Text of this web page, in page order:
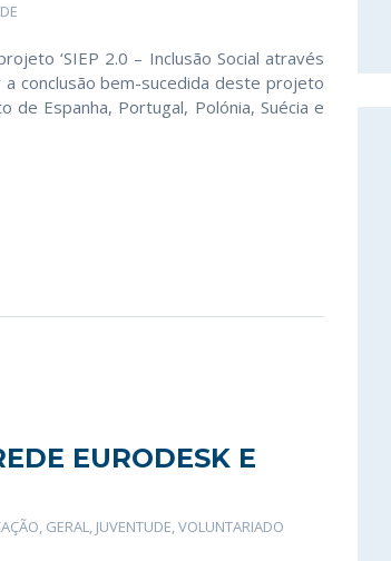
‘SIEP 2.0 – Inclusão Social através
conclusão bem-sucedida deste projeto
Espanha, Portugal, Polónia, Suécia e
EURODESK E
, GERAL, JUVENTUDE,VOLUNTARIADO